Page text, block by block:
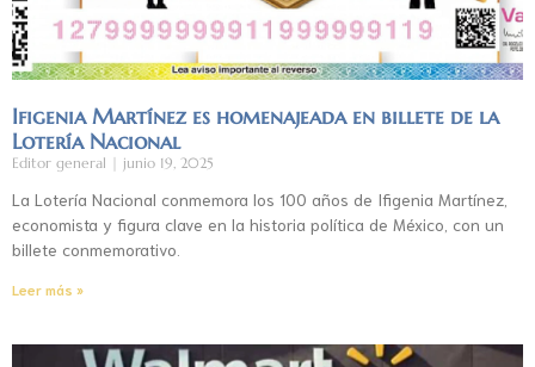
Ifigenia Martínez es homenajeada en billete de la
Lotería Nacional
Editor general junio 19, 2025
La Lotería Nacional conmemora los 100 años de Ifigenia Martínez,
economista y figura clave en la historia política de México, con un
billete conmemorativo.
Leer más »